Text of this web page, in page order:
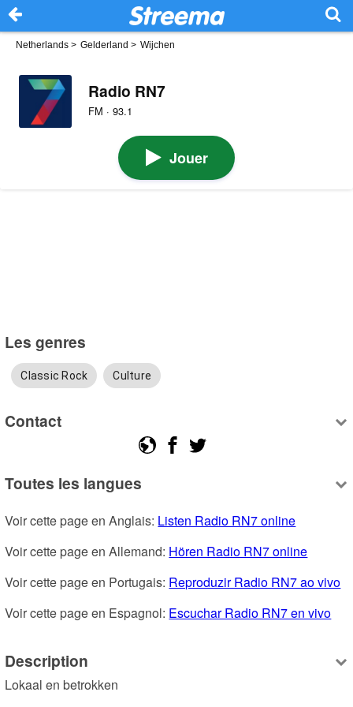
Netherlands > Gelderland > Wijchen
Radio RN7
FM · 93.1
Jouer
Les genres
Classic Rock Culture
Contact
Toutes les langues
Voir cette page en Anglais: Listen Radio RN7 online
Voir cette page en Allemand: Hören Radio RN7 online
Voir cette page en Portugais: Reproduzir Radio RN7 ao vivo
Voir cette page en Espagnol: Escuchar Radio RN7 en vivo
Description
Lokaal en betrokken